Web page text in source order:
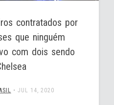
contratados por
que ninguém
com dois sendo
• JUL 14, 2020